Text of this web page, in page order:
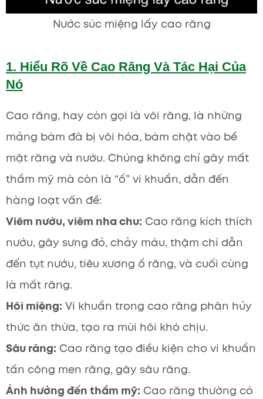
Nước súc miệng lấy cao răng
1. Hiểu Rõ Về Cao Răng Và Tác Hại Của
Nó
Cao răng, hay còn gọi là vôi răng, là những
mảng bám đã bị vôi hóa, bám chặt vào bề
mặt răng và nướu. Chúng không chỉ gây mất
thẩm mỹ mà còn là “ổ” vi khuẩn, dẫn đến
hàng loạt vấn đề:
Viêm nướu, viêm nha chu: Cao răng kích thích
nướu, gây sưng đỏ, chảy máu, thậm chí dẫn
đến tụt nướu, tiêu xương ổ răng, và cuối cùng
là mất răng.
Hôi miệng: Vi khuẩn trong cao răng phân hủy
thức ăn thừa, tạo ra mùi hôi khó chịu.
Sâu răng: Cao răng tạo điều kiện cho vi khuẩn
tấn công men răng, gây sâu răng.
Ảnh hưởng đến thẩm mỹ: Cao răng thường có